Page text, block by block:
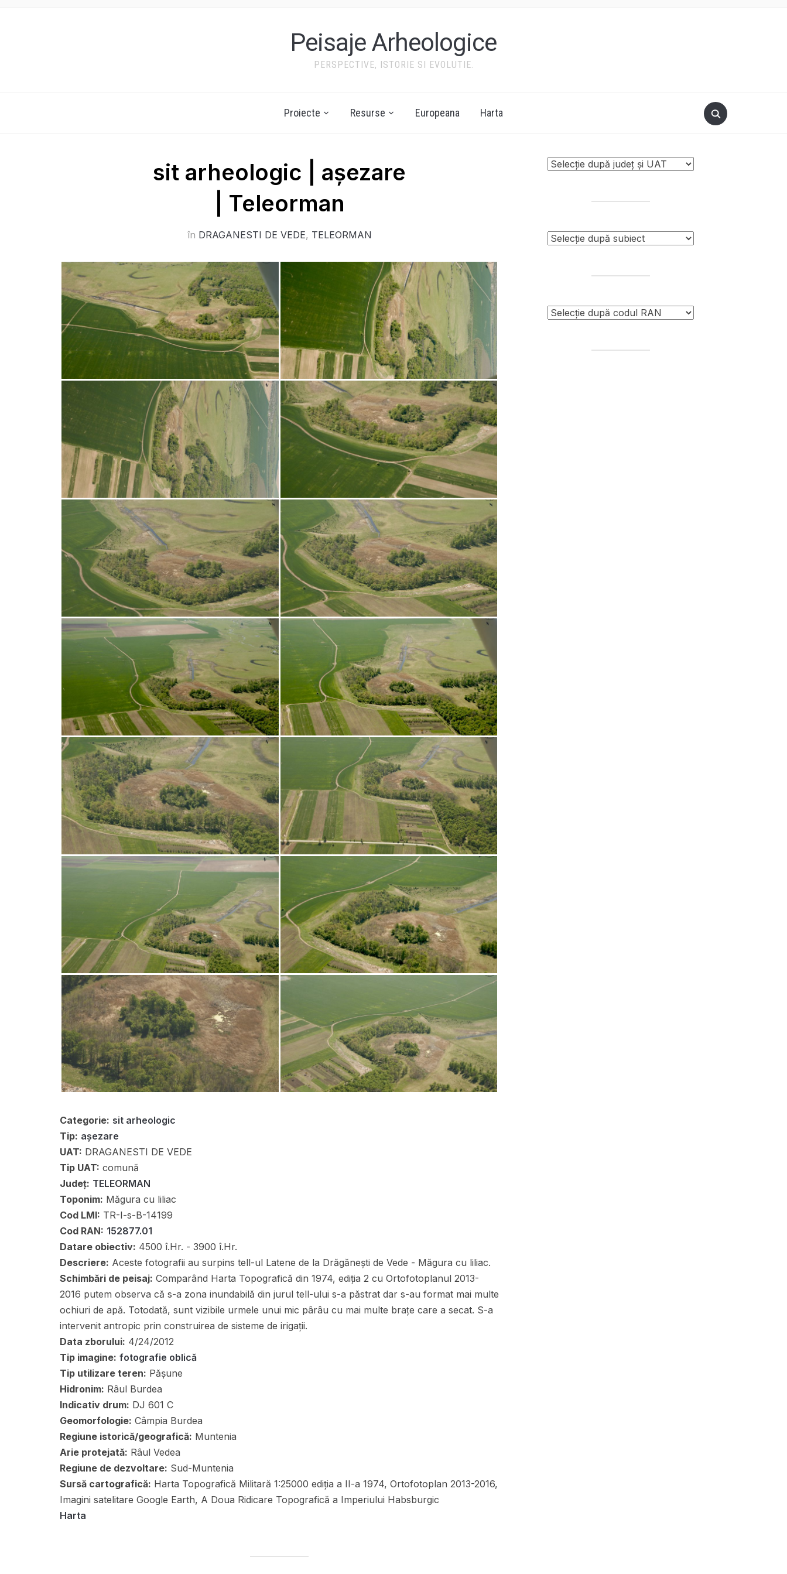
Peisaje Arheologice
PERSPECTIVE, ISTORIE SI EVOLUTIE.
Proiecte Resurse Europeana Harta
sit arheologic | așezare
| Teleorman
în DRAGANESTI DE VEDE, TELEORMAN
Categorie: sit arheologic
Tip: așezare
UAT: DRAGANESTI DE VEDE
Tip UAT: comună
Județ: TELEORMAN
Toponim: Măgura cu liliac
Cod LMI: TR-I-s-B-14199
Cod RAN: 152877.01
Datare obiectiv: 4500 î.Hr. - 3900 î.Hr.
Descriere: Aceste fotografii au surpins tell-ul Latene de la Drăgăneşti de Vede - Măgura cu liliac.
Schimbări de peisaj: Comparând Harta Topografică din 1974, ediția 2 cu Ortofotoplanul 2013-
2016 putem observa că s-a zona inundabilă din jurul tell-ului s-a păstrat dar s-au format mai multe
ochiuri de apă. Totodată, sunt vizibile urmele unui mic pârâu cu mai multe brațe care a secat. S-a
intervenit antropic prin construirea de sisteme de irigații.
Data zborului: 4/24/2012
Tip imagine: fotografie oblică
Tip utilizare teren: Pășune
Hidronim: Râul Burdea
Indicativ drum: DJ 601 C
Geomorfologie: Câmpia Burdea
Regiune istorică/geografică: Muntenia
Arie protejată: Râul Vedea
Regiune de dezvoltare: Sud-Muntenia
Sursă cartografică: Harta Topografică Militară 1:25000 ediția a II-a 1974, Ortofotoplan 2013-2016,
Imagini satelitare Google Earth, A Doua Ridicare Topografică a Imperiului Habsburgic
Harta